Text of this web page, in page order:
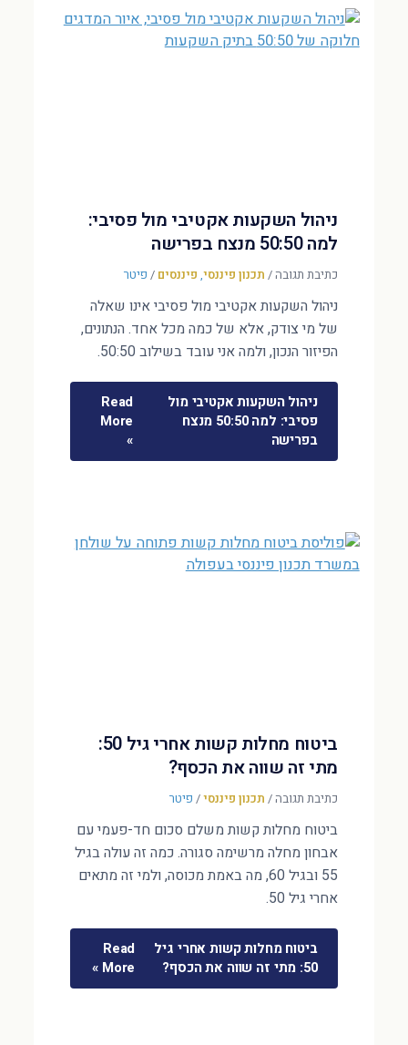
ניהול השקעות אקטיבי מול פסיבי:
למה 50:50 מנצח בפרישה
כתיבת תגובה/ תכנון פיננסי, פיננסים / פיטר
ניהול השקעות אקטיבי מול פסיבי אינו שאלה
של מי צודק, אלא של כמה מכל אחד. הנתונים,
הפיזור הנכון, ולמה אני עובד בשילוב 50:50.
ניהול השקעות אקטיבי מול
פסיבי: למה 50:50 מנצח
בפרישה
Read
More
»
ביטוח מחלות קשות אחרי גיל 50:
מתי זה שווה את הכסף?
כתיבת תגובה/ תכנון פיננסי/ פיטר
ביטוח מחלות קשות משלם סכום חד-פעמי עם
אבחון מחלה מרשימה סגורה. כמה זה עולה בגיל
55 ובגיל 60, מה באמת מכוסה, ולמי זה מתאים
אחרי גיל 50.
ביטוח מחלות קשות אחרי גיל
50: מתי זה שווה את הכסף?
Read
More »